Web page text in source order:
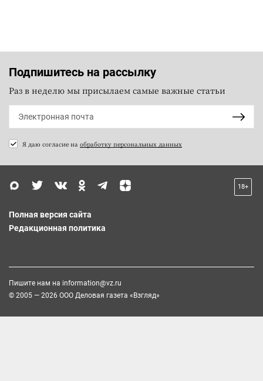
Подпишитесь на рассылку
Раз в неделю мы присылаем самые важные статьи
Я даю согласие на обработку персональных данных
18+
Полная версия сайта
Редакционная политика
Пишите нам на information@vz.ru
© 2005 — 2026 ООО Деловая газета «Взгляд»